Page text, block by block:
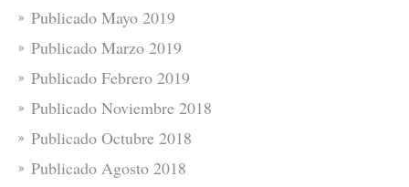
Publicado Mayo 2019
Publicado Marzo 2019
Publicado Febrero 2019
Publicado Noviembre 2018
Publicado Octubre 2018
Publicado Agosto 2018